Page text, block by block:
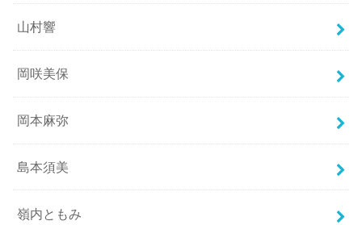
山村響
岡咲美保
岡本麻弥
島本須美
嶺内ともみ